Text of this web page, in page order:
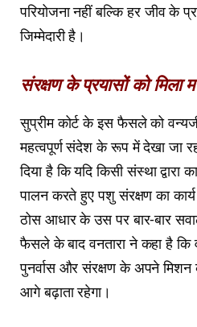
परियोजना नहीं बल्कि हर जीव के
जिम्मेदारी है।
संरक्षण के प्रयासों को मिला
सुप्रीम कोर्ट के इस फैसले को
महत्वपूर्ण संदेश के रूप में देखा जा
दिया है कि यदि किसी संस्था द्वारा
पालन करते हुए पशु संरक्षण का कार्य
ठोस आधार के उस पर बार-बार
फैसले के बाद वनतारा ने कहा है कि
पुनर्वास और संरक्षण के अपने मिशन
आगे बढ़ाता रहेगा।